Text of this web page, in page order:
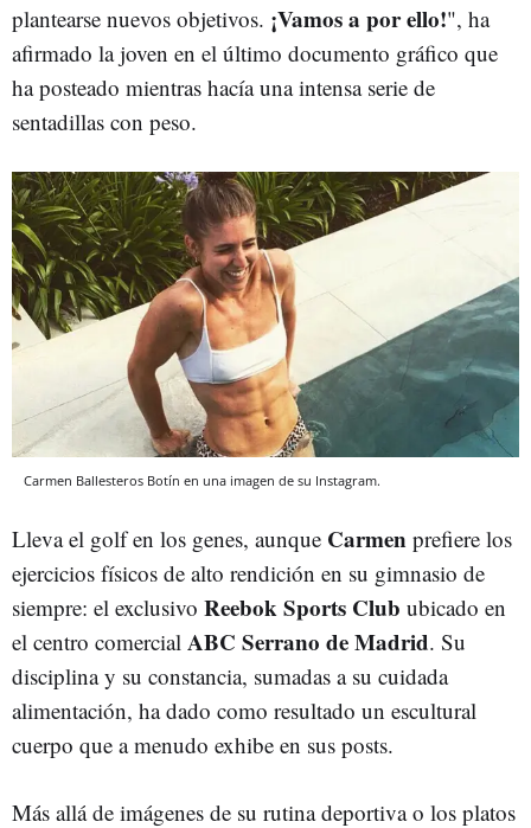
plantearse nuevos objetivos. ¡Vamos a por ello!", ha
afirmado la joven en el último documento gráfico que
ha posteado mientras hacía una intensa serie de
sentadillas con peso.
Carmen Ballesteros Botín en una imagen de su Instagram.
Lleva el golf en los genes, aunque Carmen prefiere los
ejercicios físicos de alto rendición en su gimnasio de
siempre: el exclusivo Reebok Sports Club ubicado en
el centro comercial ABC Serrano de Madrid. Su
disciplina y su constancia, sumadas a su cuidada
alimentación, ha dado como resultado un escultural
cuerpo que a menudo exhibe en sus posts.
Más allá de imágenes de su rutina deportiva o los platos